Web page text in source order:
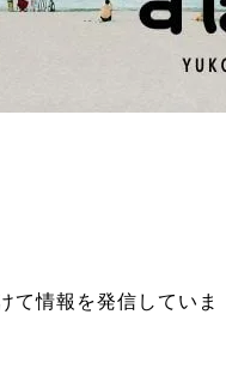
て情報を発信していま